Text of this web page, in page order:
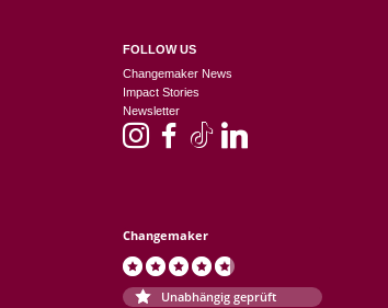
FOLLOW US
Changemaker News
Impact Stories
Newsletter
Changemaker
Unabhängig geprüft